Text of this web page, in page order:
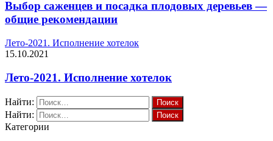
Выбор саженцев и посадка плодовых деревьев —
общие рекомендации
Лето-2021. Исполнение хотелок
15.10.2021
Лето-2021. Исполнение хотелок
Найти:
Найти:
Категории